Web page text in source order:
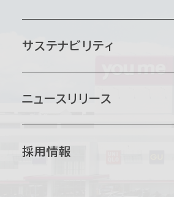
会社概要
IR情報トップ
企業情報
サステナビリティ
サステナビリティマネジメント
マテリアリティ
ニュースリリース
採用情報